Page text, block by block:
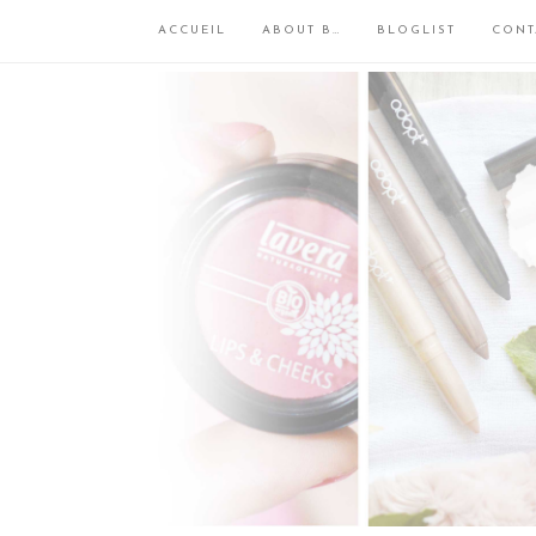
ACCUEIL ABOUT B… BLOGLIST